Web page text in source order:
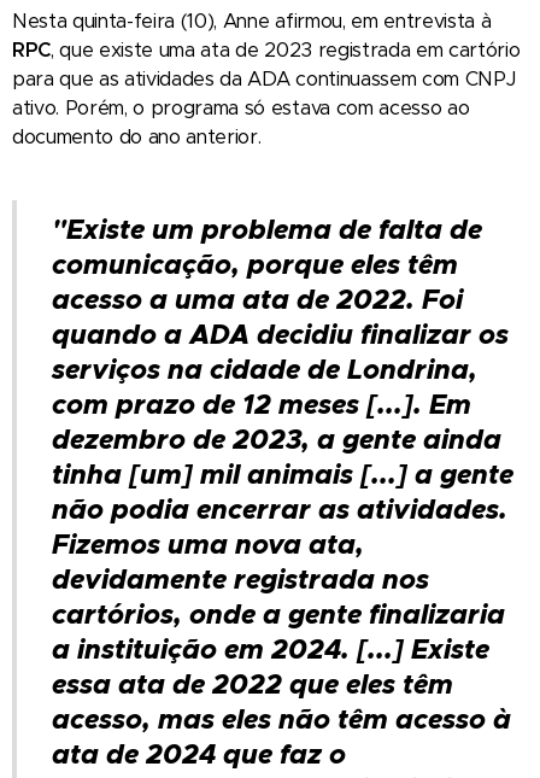
Nesta quinta-feira (10), Anne afirmou, em entrevista à
RPC, que existe uma ata de 2023 registrada em cartório
para que as atividades da ADA continuassem com CNPJ
ativo. Porém, o programa só estava com acesso ao
documento do ano anterior.
"Existe um problema de falta de
comunicação, porque eles têm
acesso a uma ata de 2022. Foi
quando a ADA decidiu finalizar os
serviços na cidade de Londrina,
com prazo de 12 meses [...]. Em
dezembro de 2023, a gente ainda
tinha [um] mil animais [...] a gente
não podia encerrar as atividades.
Fizemos uma nova ata,
devidamente registrada nos
cartórios, onde a gente finalizaria
a instituição em 2024. [...] Existe
essa ata de 2022 que eles têm
acesso, mas eles não têm acesso à
ata de 2024 que faz o